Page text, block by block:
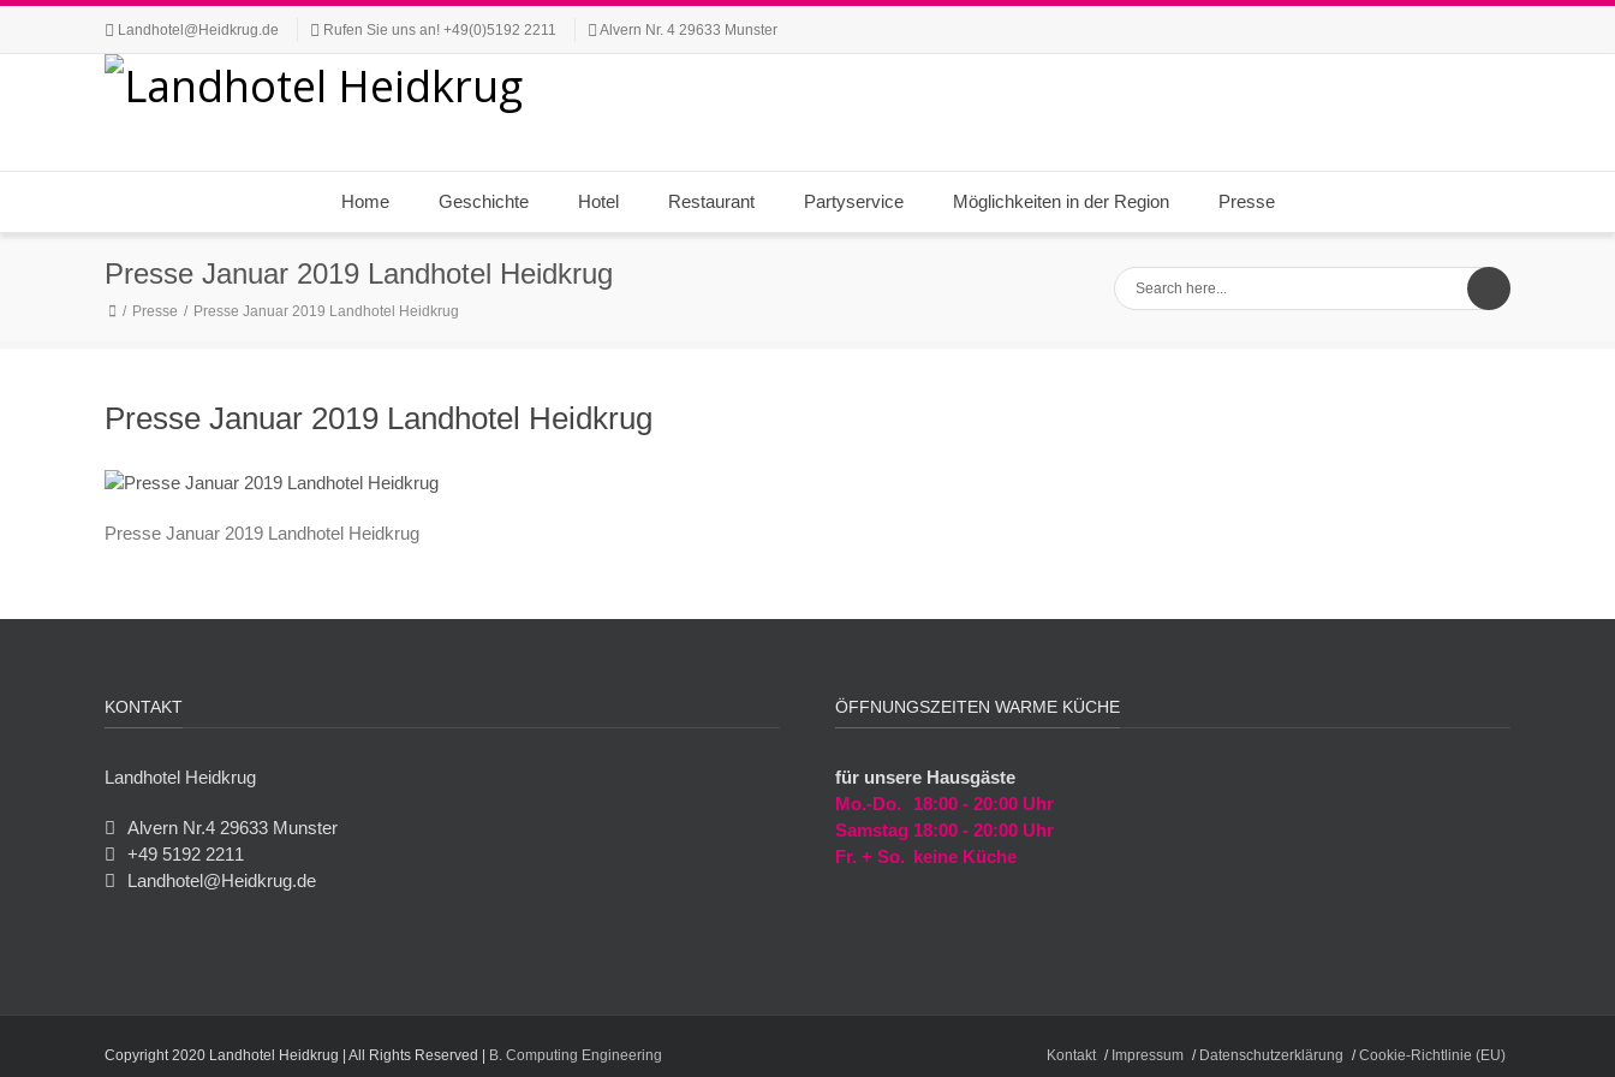
Landhotel@Heidkrug.de Rufen Sie uns an! +49(0)5192 2211 Alvern Nr. 4 29633 Munster
Home Geschichte Hotel Restaurant Partyservice Möglichkeiten in der Region Presse
Presse Januar 2019 Landhotel Heidkrug
Presse Presse Januar 2019 Landhotel Heidkrug
Presse Januar 2019 Landhotel Heidkrug
Presse Januar 2019 Landhotel Heidkrug
KONTAKT
Landhotel Heidkrug
Alvern Nr.4 29633 Munster
+49 5192 2211
Landhotel@Heidkrug.de
ÖFFNUNGSZEITEN WARME KÜCHE
für unsere Hausgäste
Mo.-Do.
18:00 - 20:00 Uhr
Samstag 18:00 - 20:00 Uhr
Fr. + So. keine Küche
Copyright 2020 Landhotel Heidkrug | All Rights Reserved | B. Computing Engineering Kontakt Impressum Datenschutzerklärung Cookie-Richtlinie (EU)